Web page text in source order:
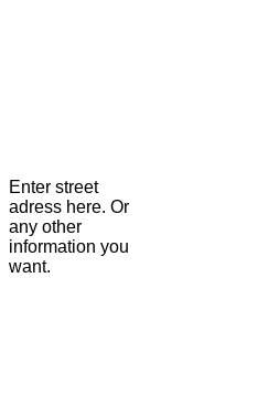
Enter street
adress here. Or
any other
information you
want.